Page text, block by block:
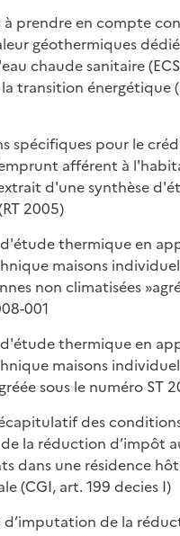
à prendre en compte
géothermiques
chaude sanitaire
transition énergétique
spécifiques pour le
afférent à
d'une synthèse
2005)
d'étude thermique en
maisons
non climatisées
001
d'étude thermique en
maisons
sous le numéro ST
des
la réduction d’impôt
dans une résidence
(CGI, art. 199 decies I)
d’imputation de la